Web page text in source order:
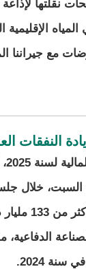
نقلتها لإذاعة
الإقليمية
مع جيراننا
النفقات
السبت،
النواب